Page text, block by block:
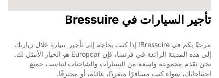
تأجير السيارات في Bressuire
مرحبًا بكم في Bressuire! إذا كنت بحاجة إلى تأجير سيارة خلال زيارتك
إلى هذه المدينة الرائعة في فرنسا، فإن Europcar هو الخيار الأمثل لك.
نحن نقدم مجموعة واسعة من السيارات والشاحنات لتناسب جميع
احتياجاتك، سواء كنت مسافرًا منفردًا، عائلة، أو محترفًا.